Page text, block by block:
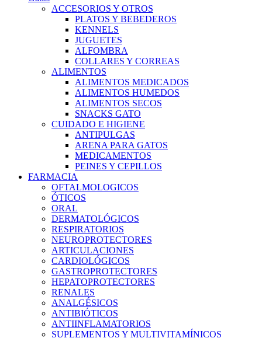
ACCESORIOS Y OTROS
PLATOS Y BEBEDEROS
KENNELS
JUGUETES
ALFOMBRA
COLLARES Y CORREAS
ALIMENTOS
ALIMENTOS MEDICADOS
ALIMENTOS HUMEDOS
ALIMENTOS SECOS
SNACKS GATO
CUIDADO E HIGIENE
ANTIPULGAS
ARENA PARA GATOS
MEDICAMENTOS
PEINES Y CEPILLOS
FARMACIA
OFTALMOLOGICOS
ÓTICOS
ORAL
DERMATOLÓGICOS
RESPIRATORIOS
NEUROPROTECTORES
ARTICULACIONES
CARDIOLÓGICOS
GASTROPROTECTORES
HEPATOPROTECTORES
RENALES
ANALGÉSICOS
ANTIBIÓTICOS
ANTIINFLAMATORIOS
SUPLEMENTOS Y MULTIVITAMÍNICOS